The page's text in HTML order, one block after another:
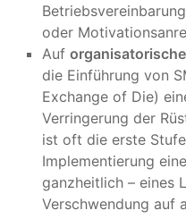
oder
Auf
die Einführung von
Exchange of Die)
Verringerung der
ist oft die erste
Implementierung
ganzheitlich – eines
Verschwendung auf